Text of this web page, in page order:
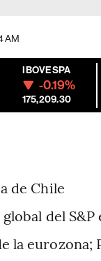
AM
IBOVESPA
-0.19%
175,209.30
de Chile
del
la